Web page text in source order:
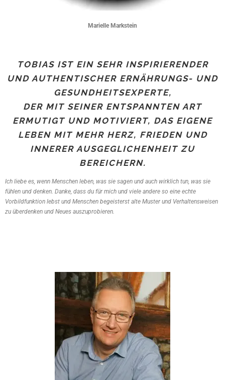
Marielle Markstein
TOBIAS IST EIN SEHR INSPIRIERENDER
UND AUTHENTISCHER ERNÄHRUNGS- UND
GESUNDHEITSEXPERTE,
DER MIT SEINER ENTSPANNTEN ART
ERMUTIGT UND MOTIVIERT, DAS EIGENE
LEBEN MIT MEHR HERZ, FRIEDEN UND
INNERER AUSGEGLICHENHEIT ZU
BEREICHERN.
Ich liebe es, wenn Menschen leben, was sie sagen und auch wirklich tun, was sie
fühlen und denken. Danke, dass du für mich und viele andere so eine echte
Vorbildfunktion lebst und Menschen begeisterst alte Muster und Verhaltensweisen
zu überdenken und Neues auszuprobieren.